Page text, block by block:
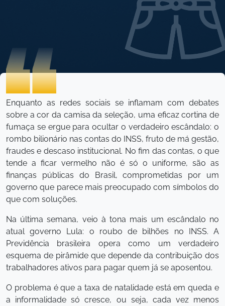
Enquanto as redes sociais se inflamam com debates
sobre a cor da camisa da seleção, uma eficaz cortina de
fumaça se ergue para ocultar o verdadeiro escândalo: o
rombo bilionário nas contas do INSS, fruto de má gestão,
fraudes e descaso institucional. No fim das contas, o que
tende a ficar vermelho não é só o uniforme, são as
finanças públicas do Brasil, comprometidas por um
governo que parece mais preocupado com símbolos do
que com soluções.
Na última semana, veio à tona mais um escândalo no
atual governo Lula: o roubo de bilhões no INSS. A
Previdência brasileira opera como um verdadeiro
esquema de pirâmide que depende da contribuição dos
trabalhadores ativos para pagar quem já se aposentou.
O problema é que a taxa de natalidade está em queda e
a informalidade só cresce, ou seja, cada vez menos